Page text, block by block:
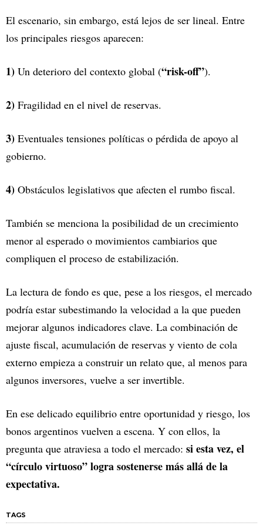
El escenario, sin embargo, está lejos de ser lineal. Entre
los principales riesgos aparecen:
1) Un deterioro del contexto global (“risk-off”).
2) Fragilidad en el nivel de reservas.
3) Eventuales tensiones políticas o pérdida de apoyo al
gobierno.
4) Obstáculos legislativos que afecten el rumbo fiscal.
También se menciona la posibilidad de un crecimiento
menor al esperado o movimientos cambiarios que
compliquen el proceso de estabilización.
La lectura de fondo es que, pese a los riesgos, el mercado
podría estar subestimando la velocidad a la que pueden
mejorar algunos indicadores clave. La combinación de
ajuste fiscal, acumulación de reservas y viento de cola
externo empieza a construir un relato que, al menos para
algunos inversores, vuelve a ser invertible.
En ese delicado equilibrio entre oportunidad y riesgo, los
bonos argentinos vuelven a escena. Y con ellos, la
pregunta que atraviesa a todo el mercado: si esta vez, el
“círculo virtuoso” logra sostenerse más allá de la
expectativa.
TAGS